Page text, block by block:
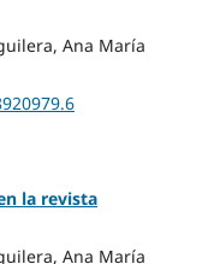
Ana María
la revista
Ana María